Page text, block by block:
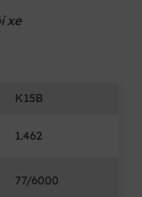
xe
K15B
1.462
77/6000